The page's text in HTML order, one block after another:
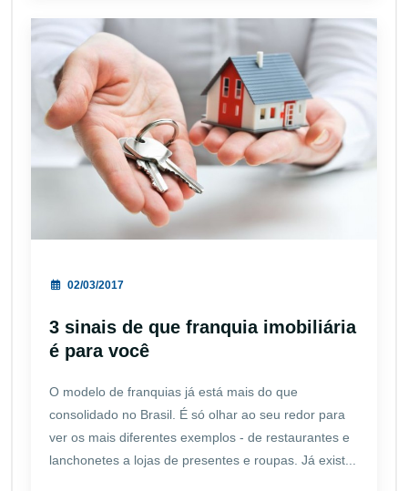
02/03/2017
3 sinais de que franquia imobiliária
é para você
O modelo de franquias já está mais do que
consolidado no Brasil. É só olhar ao seu redor para
ver os mais diferentes exemplos - de restaurantes e
lanchonetes a lojas de presentes e roupas. Já exist...